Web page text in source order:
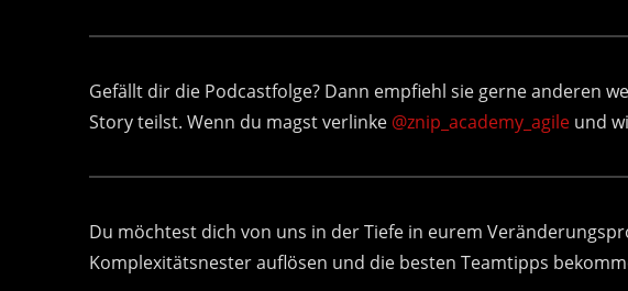
Gefällt dir die Podcastfolge? Dann empfiehl sie gerne anderen
Story teilst. Wenn du magst verlinke @znip_academy_agileund
Du möchtest dich von uns in der Tiefe in eurem
Komplexitätsnester auflösen und die besten Teamtipps